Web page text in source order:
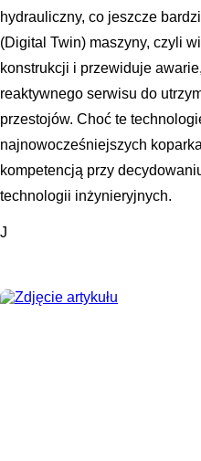
hydrauliczny, co jeszcze
(Digital Twin) maszyny, czyli
konstrukcji i przewiduje
reaktywnego serwisu do
przestojów. Choć te
najnowocześniejszych
kompetencją przy
technologii inżynieryjnych.
J